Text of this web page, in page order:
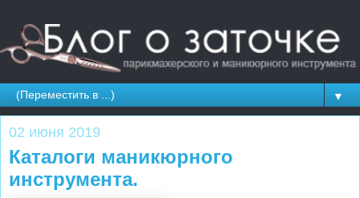
▼
02 июня 2019
Каталоги маникюрного
инструмента.